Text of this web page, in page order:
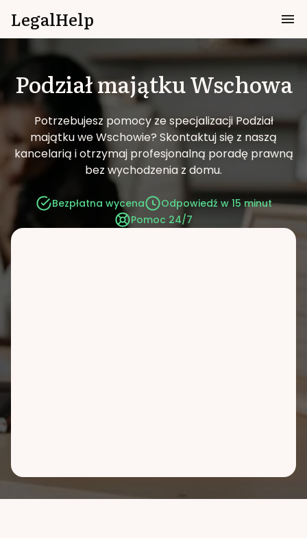
LegalHelp
Podział majątkuWschowa
Potrzebujesz pomocy ze specjalizacji Podział
majątku we Wschowie? Skontaktuj się z naszą
kancelarią i otrzymaj profesjonalną poradę prawną
bez wychodzenia z domu.
Bezpłatna wycena
Odpowiedź w 15 minut
Pomoc 24/7